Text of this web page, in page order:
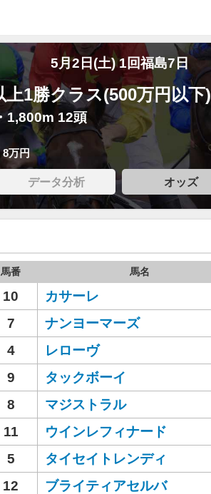
5月2日(土) 1回福島7日
上1勝クラス(500万円以下)
1,800m 12頭
8万円
データ分析 オッズ
馬番 馬名
10 カサーレ
7 ナンヨーマーズ
4 レローヴ
9 タックボーイ
8 マジストラル
11 ウインレフィナード
5 タイセイトレンディ
12 ブライティアセルバ